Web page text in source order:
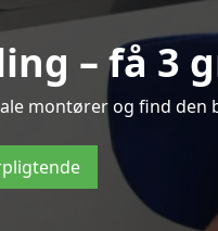
– få 3
montører og find